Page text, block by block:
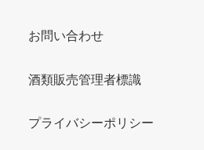
お問い合わせ
酒類販売管理者標識
プライバシーポリシー